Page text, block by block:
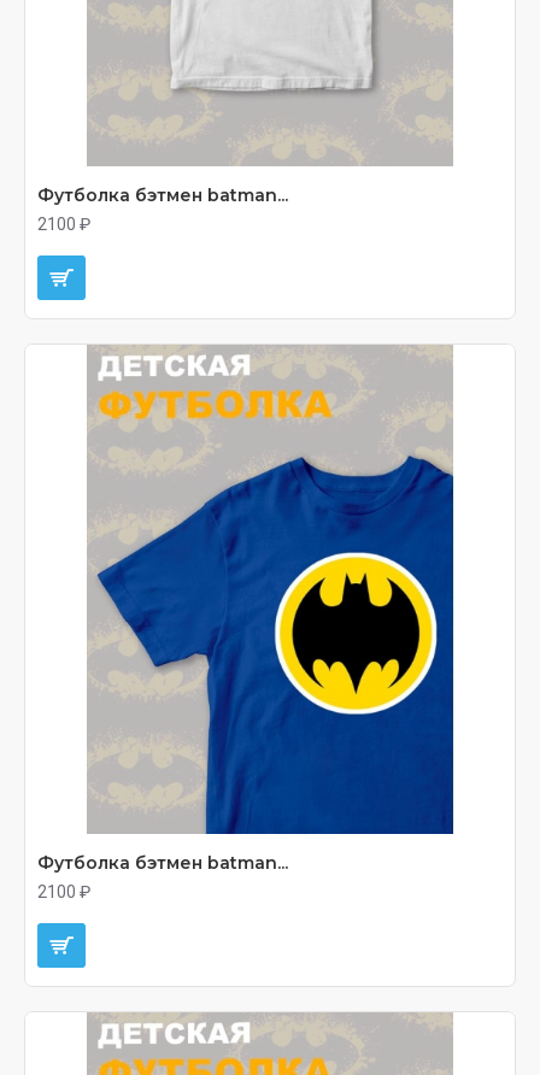
Футболка бэтмен batman...
2100 ₽
Футболка бэтмен batman...
2100 ₽